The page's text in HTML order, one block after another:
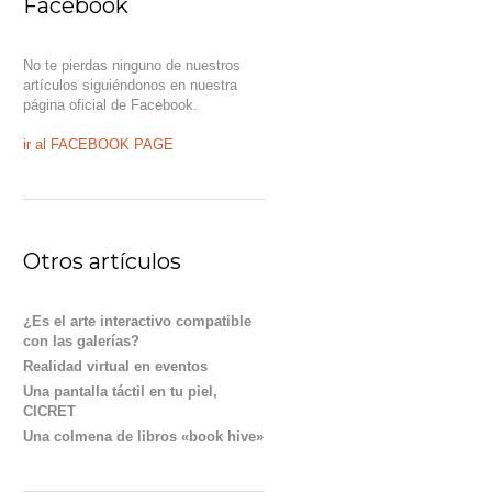
Facebook
No te pierdas ninguno de nuestros
artículos siguiéndonos en nuestra
página oficial de Facebook.
ir al FACEBOOK PAGE
Otros artículos
¿Es el arte interactivo compatible
con las galerías?
Realidad virtual en eventos
Una pantalla táctil en tu piel,
CICRET
Una colmena de libros «book hive»